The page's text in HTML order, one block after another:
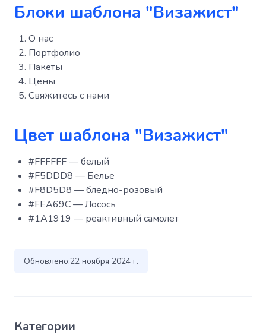
Блоки шаблона "Визажист"
О нас
Портфолио
Пакеты
Цены
Свяжитесь с нами
Цвет шаблона "Визажист"
#FFFFFF — белый
#F5DDD8 — Белье
#F8D5D8 — бледно-розовый
#FEA69C — Лосось
#1A1919 — реактивный самолет
Обновлено:22 ноября 2024 г.
Категории